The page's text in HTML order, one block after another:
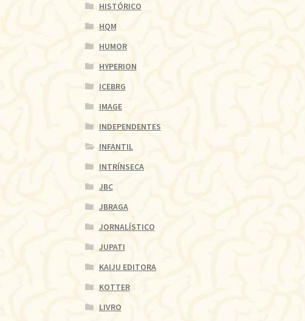
HISTÓRICO
HQM
HUMOR
HYPERION
ICEBRG
IMAGE
INDEPENDENTES
INFANTIL
INTRÍNSECA
JBC
JBRAGA
JORNALÍSTICO
JUPATI
KAIJU EDITORA
KOTTER
LIVRO